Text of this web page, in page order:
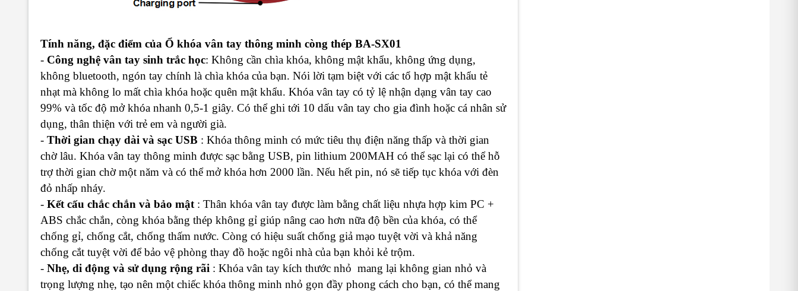
Tính năng, đặc điểm của Ổ khóa vân tay thông minh còng thép BA-SX01
- Công nghệ vân tay sinh trắc học: Không cần chìa khóa, không mật khẩu, không ứng dụng,
không bluetooth, ngón tay chính là chìa khóa của bạn. Nói lời tạm biệt với các tổ hợp mật khẩu tẻ
nhạt mà không lo mất chìa khóa hoặc quên mật khẩu. Khóa vân tay có tỷ lệ nhận dạng vân tay cao
99% và tốc độ mở khóa nhanh 0,5-1 giây. Có thể ghi tới 10 dấu vân tay cho gia đình hoặc cá nhân sử
dụng, thân thiện với trẻ em và người già.
- Thời gian chạy dài và sạc USB : Khóa thông minh có mức tiêu thụ điện năng thấp và thời gian
chờ lâu. Khóa vân tay thông minh được sạc bằng USB, pin lithium 200MAH có thể sạc lại có thể hỗ
trợ thời gian chờ một năm và có thể mở khóa hơn 2000 lần. Nếu hết pin, nó sẽ tiếp tục khóa với đèn
đỏ nhấp nháy.
- Kết cấu chắc chắn và bảo mật : Thân khóa vân tay được làm bằng chất liệu nhựa hợp kim PC +
ABS chắc chắn, còng khóa bằng thép không gỉ giúp nâng cao hơn nữa độ bền của khóa, có thể
chống gỉ, chống cắt, chống thấm nước. Còng có hiệu suất chống giả mạo tuyệt vời và khả năng
chống cắt tuyệt vời để bảo vệ phòng thay đồ hoặc ngôi nhà của bạn khỏi kẻ trộm.
- Nhẹ, di động và sử dụng rộng rãi : Khóa vân tay kích thước nhỏ mang lại không gian nhỏ và
trọng lượng nhẹ, tạo nên một chiếc khóa thông minh nhỏ gọn đầy phong cách cho bạn, có thể mang